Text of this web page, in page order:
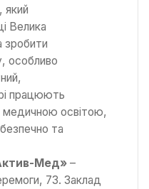
який
Велика
зробити
особливо
працюють
медичною освітою,
та
Мед»–
73. Заклад